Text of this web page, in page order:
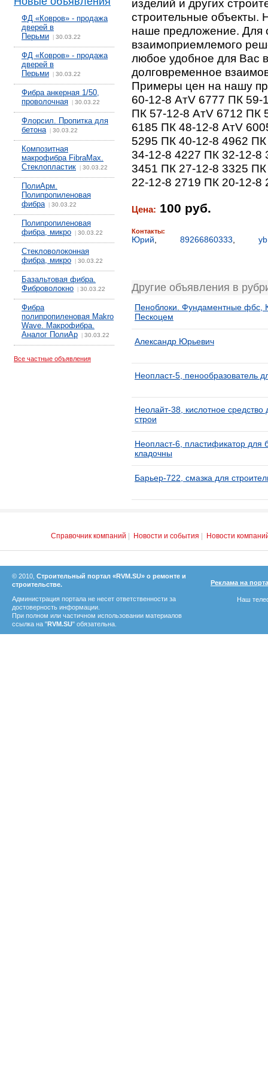
ФД «Ковров» - продажа
дверей в
Перьми
30.03.22
ФД «Ковров» - продажа
дверей в
Перьми
30.03.22
Фибра анкерная 1/50,
проволочная
30.03.22
Флорсил. Пропитка для
бетона| 30.03.22
Композитная
макрофибра FibraMax.
Стеклопластик
30.03.22
ПолиАрм.
Полипропиленовая
фибра| 30.03.22
Полипропиленовая
фибра, микро
30.03.22
Стекловолоконная
фибра, микро
30.03.22
Базальтовая фибра.
Фиброволокно
30.03.22
Фибра
полипропиленовая Makro
Wave. Макрофибра.
Аналог ПолиАр
30.03.22
Все частные объявления
изделий и других
строительные объекты.
наше предложение. Для
взаимоприемлемого
любое удобное для Вас
долговременное
Примеры цен на нашу
60-12-8 АтV 6777 ПК 59-
ПК 57-12-8 AтV 6712 ПК
6185 ПК 48-12-8 AтV
5295 ПК 40-12-8 4962
34-12-8 4227 ПК 32-12-8
3451 ПК 27-12-8 3325
22-12-8 2719 ПК 20-12-8
Цена: 100 руб.
Контакты:
Юрий 89266860333
Другие объявления в
Пеноблоки. Фундаментные фбс,
Пескоцем
Александр Юрьевич
Неопласт-5, пенообразователь
Неолайт-38, кислотное
строи
Неопласт-6, пластификатор для
кладочны
Барьер-722, смазка для
Справочник компаний Новости и события Новости
© 2010, Строительный портал «RVM.SU» о ремонте и
строительстве.
Администрация портала не несет ответственности за
достоверность информации.
При полном или частичном использовании материалов
ссылка на "RVM.SU" обязательна.
Реклама на
Наш